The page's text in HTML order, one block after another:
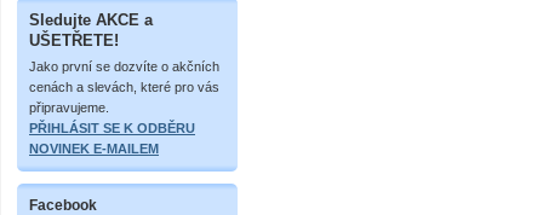
Sledujte AKCE a
UŠETŘETE!
Jako první se dozvíte o akčních
cenách a slevách, které pro vás
připravujeme.
PŘIHLÁSIT SE K ODBĚRU
NOVINEK E-MAILEM
Facebook